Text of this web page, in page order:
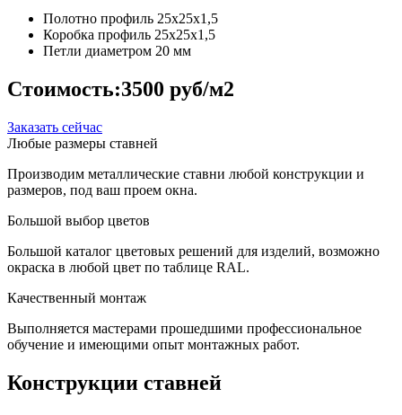
Полотно профиль 25х25х1,5
Коробка профиль 25х25х1,5
Петли диаметром 20 мм
Стоимость:3500 руб/м2
Заказать сейчас
Любые размеры ставней
Производим металлические ставни любой конструкции и
размеров, под ваш проем окна.
Большой выбор цветов
Большой каталог цветовых решений для изделий, возможно
окраска в любой цвет по таблице RAL.
Качественный монтаж
Выполняется мастерами прошедшими профессиональное
обучение и имеющими опыт монтажных работ.
Конструкции ставней